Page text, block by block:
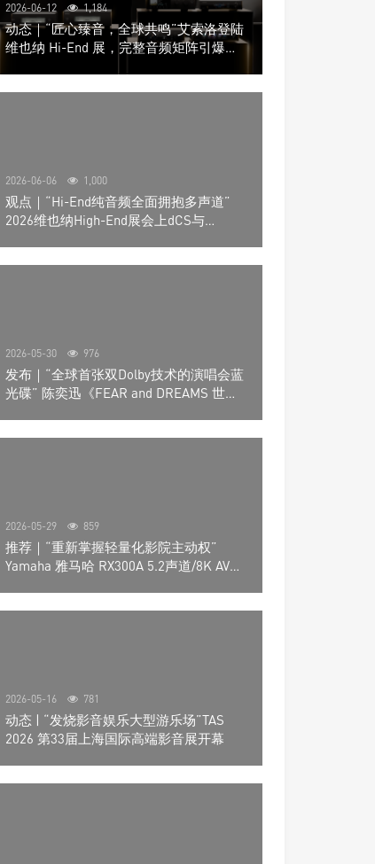
2026-06-12 1,184
动态｜“匠心臻音，全球共鸣”艾索洛登陆
维也纳 Hi-End 展，完整音频矩阵引爆关
2026-06-06 1,000
观点｜“Hi-End纯音频全面拥抱多声道”
2026维也纳High-End展会上dCS与
2026-05-30 976
发布｜“全球首张双Dolby技术的演唱会蓝
光碟” 陈奕迅《FEAR and DREAMS 世界
2026-05-29 859
推荐｜“重新掌握轻量化影院主动权”
Yamaha 雅马哈 RX300A 5.2声道/8K AV放
2026-05-16 781
动态 | “发烧影音娱乐大型游乐场”TAS
2026 第33届上海国际高端影音展开幕